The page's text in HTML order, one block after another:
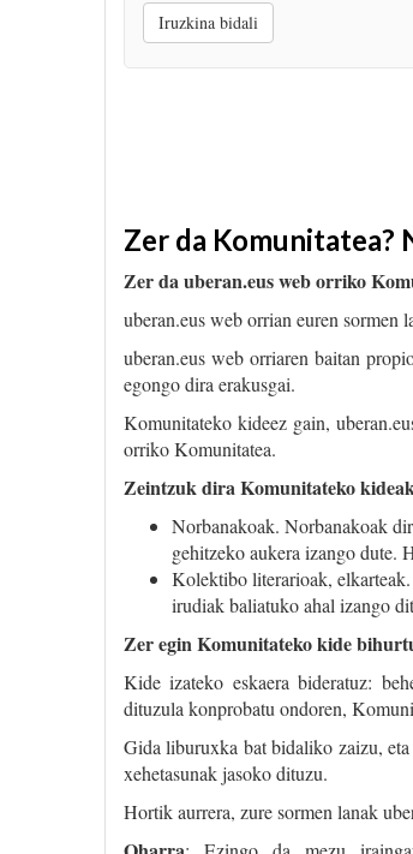
Iruzkina bidali
Zer da Komunitatea?
Zer da uberan.eus web orriko
uberan.eus web orrian euren sormen
uberan.eus web orriaren baitan
egongo dira erakusgai.
Komunitateko kideez gain,
orriko Komunitatea.
Zeintzuk dira Komunitateko
Norbanakoak. Norbanakoak
gehitzeko aukera izango dute.
Kolektibo literarioak,
irudiak baliatuko ahal izango
Zer egin Komunitateko kide
Kide izateko eskaera bideratuz:
dituzula konprobatu ondoren,
Gida liburuxka bat bidaliko zaizu,
xehetasunak jasoko dituzu.
Hortik aurrera, zure sormen lanak